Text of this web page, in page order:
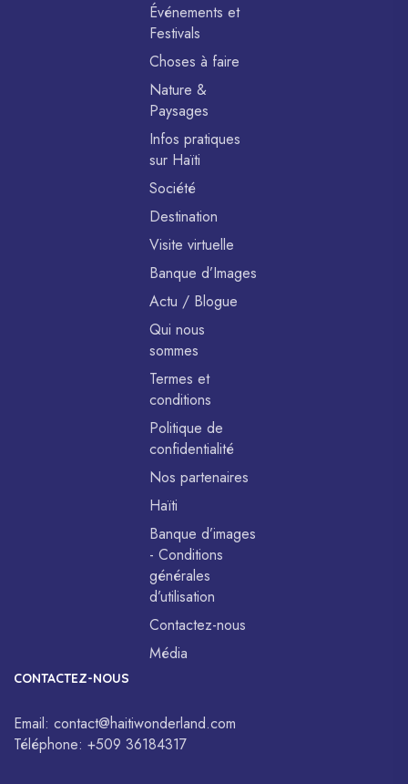
Événements et
Festivals
Choses à faire
Nature &
Paysages
Infos pratiques
sur Haïti
Société
Destination
Visite virtuelle
Banque d’Images
Actu / Blogue
Qui nous
sommes
Termes et
conditions
Politique de
confidentialité
Nos partenaires
Haïti
Banque d’images
- Conditions
générales
d’utilisation
Contactez-nous
Média
CONTACTEZ-NOUS
Email: contact@haitiwonderland.com
Téléphone: +509 36184317